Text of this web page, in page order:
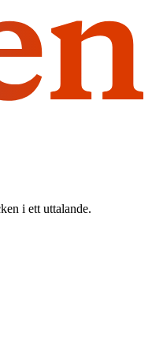
i ett uttalande.